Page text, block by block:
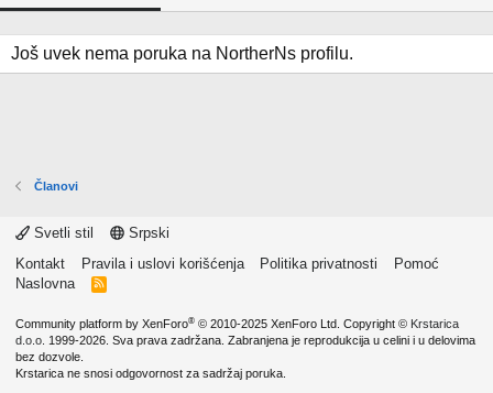
Još uvek nema poruka na NortherNs profilu.
Članovi
Svetli stil
Srpski
Kontakt
Pravila i uslovi korišćenja Politika privatnosti
Pomoć
Naslovna
R
Community platform by XenForo® © 2010-2025 XenForo Ltd. Copyright © Krstarica
d.o.o. 1999-2026. Sva prava zadržana. Zabranjena je reprodukcija u celini i u delovima
bez dozvole.
Krstarica ne snosi odgovornost za sadržaj poruka.